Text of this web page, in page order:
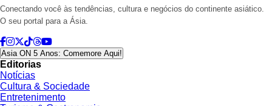
Conectando você às tendências, cultura e negócios do continente asiático.
O seu portal para a Ásia.
Asia ON 5 Anos: Comemore Aqui!
Editorias
Notícias
Cultura & Sociedade
Entretenimento